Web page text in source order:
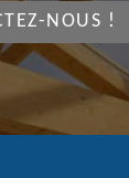
NOUS !